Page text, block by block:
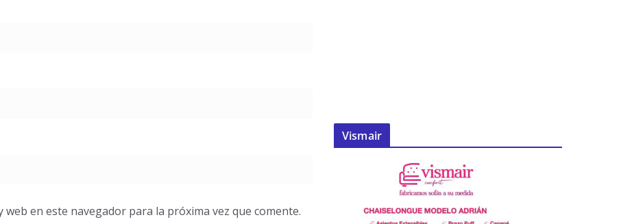
en este navegador para la próxima vez que comente.
Vismair